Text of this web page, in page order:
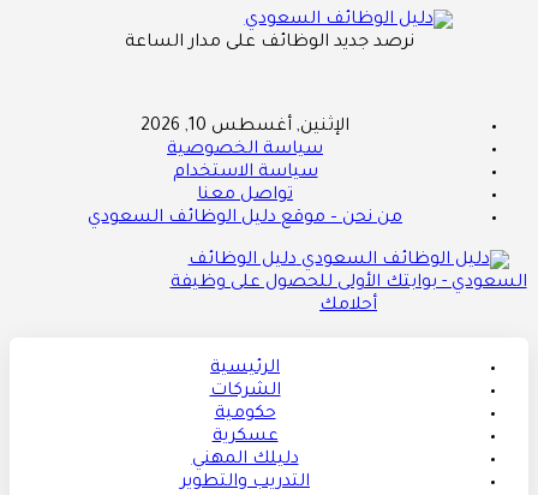
نرصد جديد الوظائف على مدار الساعة
الإثنين, أغسطس 10, 2026
سياسة الخصوصية
سياسة الاستخدام
تواصل معنا
من نحن – موقع دليل الوظائف السعودي
دليل الوظائف
السعودي - بوابتك الأولى للحصول على وظيفة
أحلامك
الرئيسية
الشركات
حكومية
عسكرية
دليلك المهني
التدريب والتطوير